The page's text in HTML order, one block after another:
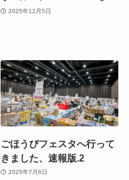
2025年12月5日
ごほうびフェスタへ行って
きました、速報版.2
2025年7月6日